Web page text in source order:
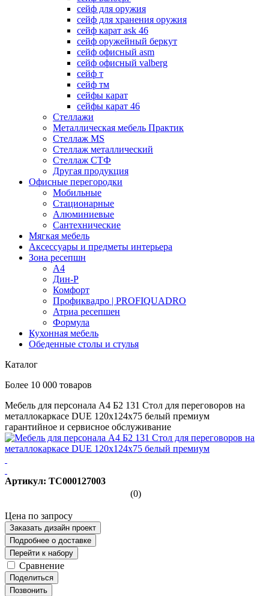
сейф для оружия
сейф для хранения оружия
сейф карат ask 46
сейф оружейный беркут
сейф офисный asm
сейф офисный valberg
сейф т
сейф тм
сейфы карат
сейфы карат 46
Стеллажи
Металлическая мебель Практик
Стеллаж MS
Стеллаж металлический
Стеллаж СТФ
Другая продукция
Офисные перегородки
Мобильные
Стационарные
Алюминиевые
Сантехнические
Мягкая мебель
Аксессуары и предметы интерьера
Зона ресепшн
А4
Дин-Р
Комфорт
Профиквадро | PROFIQUADRO
Атриа ресепшен
Формула
Кухонная мебель
Обеденные столы и стулья
Каталог
Более 10 000 товаров
Мебель для персонала А4 Б2 131 Стол для переговоров на
металлокаркасе DUE 120x124x75 белый премиум
гарантийное и сервисное обслуживание
Артикул: ТС000127003
(0)
Цена по запросу
Заказать дизайн проект
Подробнее о доставке
Перейти к набору
Сравнение
Поделиться
Позвонить